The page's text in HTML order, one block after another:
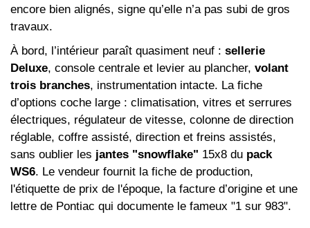
encore bien alignés, signe qu’elle n’a pas subi de gros
travaux.
À bord, l’intérieur paraît quasiment neuf : sellerie
Deluxe, console centrale et levier au plancher, volant
trois branches, instrumentation intacte. La fiche
d’options coche large : climatisation, vitres et serrures
électriques, régulateur de vitesse, colonne de direction
réglable, coffre assisté, direction et freins assistés,
sans oublier les jantes "snowflake" 15x8 du pack
WS6. Le vendeur fournit la fiche de production,
l'étiquette de prix de l'époque, la facture d’origine et une
lettre de Pontiac qui documente le fameux "1 sur 983".